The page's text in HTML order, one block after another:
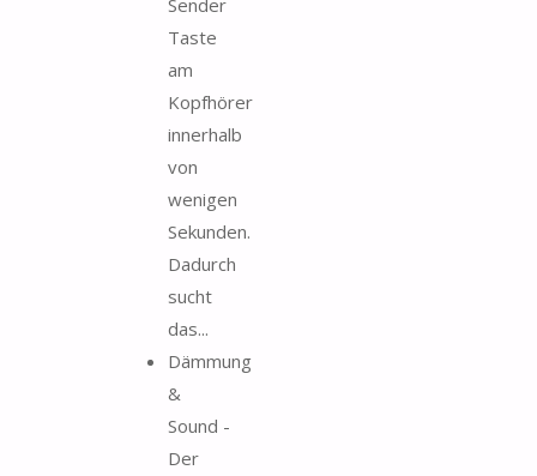
Taste
am
Kopfhörer
innerhalb
von
wenigen
Sekunden.
Dadurch
sucht
das...
Dämmung
&
Sound -
Der